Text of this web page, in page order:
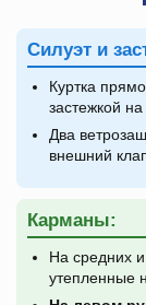
Силуэт и
Куртка
застежкой
Два
внешний
Карманы:
На средних
утепленные